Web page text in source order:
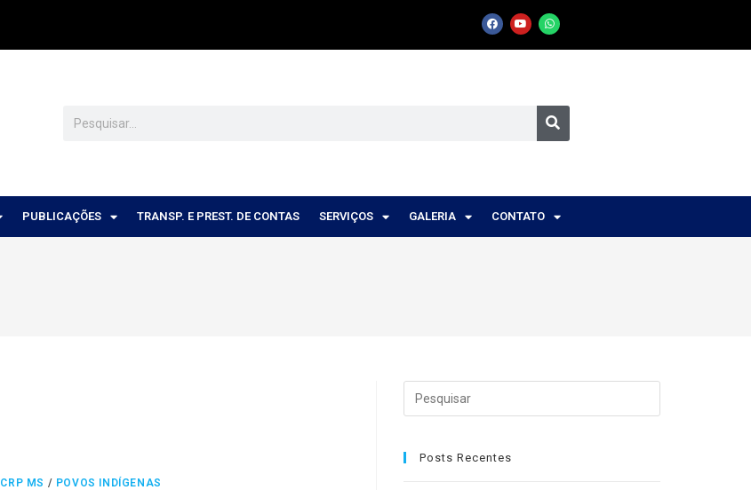
PUBLICAÇÕES TRANSP. E PREST. DE CONTAS SERVIÇOS GALERIA CONTATO
CRP MS / POVOS INDÍGENAS
Posts Recentes